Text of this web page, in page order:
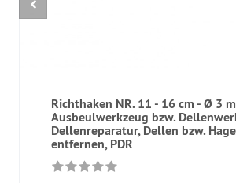
Richthaken NR. 11 - 16 cm - Ø 3
Ausbeulwerkzeug bzw.
Dellenreparatur, Dellen bzw.
entfernen, PDR